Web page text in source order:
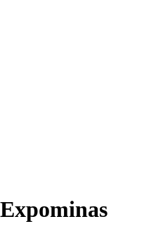
Expominas